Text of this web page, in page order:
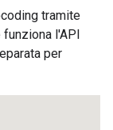
tramite
l'API
per